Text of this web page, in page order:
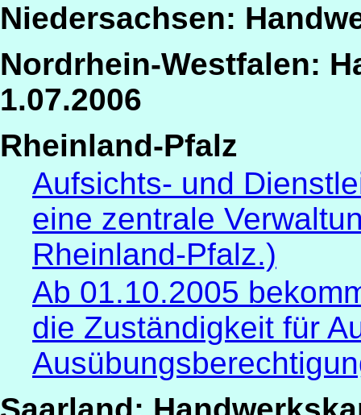
Niedersachsen:
Nordrhein-Westfalen:
1.07.2006
Rheinland-Pfalz
Aufsichts- und
eine zentrale
Rheinland-Pfalz.)
Ab 01.10.2005
die Zuständigkeit für